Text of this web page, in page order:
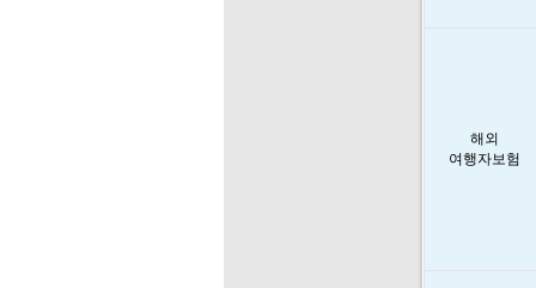
해외
여행자보험